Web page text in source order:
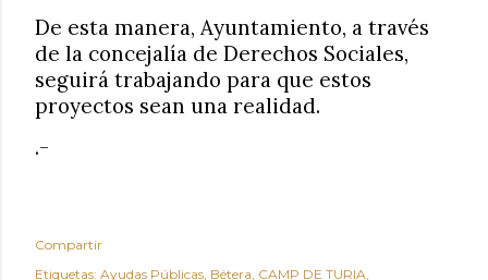
De esta manera, Ayuntamiento, a través
de la concejalía de Derechos Sociales,
seguirá trabajando para que estos
proyectos sean una realidad.
.-
Compartir
Etiquetas: Ayudas Públicas Bétera CAMP DE TURIA